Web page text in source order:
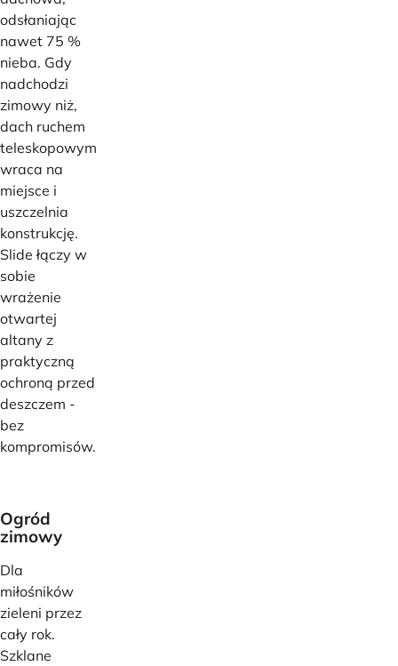
odsłaniając
nawet 75 %
nieba. Gdy
nadchodzi
zimowy niż,
dach ruchem
teleskopowym
wraca na
miejsce i
uszczelnia
konstrukcję.
Slide łączy w
sobie
wrażenie
otwartej
altany z
praktyczną
ochroną przed
deszczem -
bez
kompromisów.
Ogród
zimowy
Dla
miłośników
zieleni przez
cały rok.
Szklane